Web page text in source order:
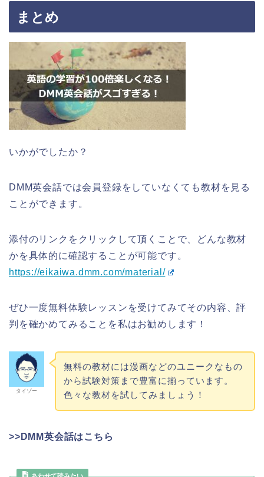
まとめ
いかがでしたか？
DMM英会話では会員登録をしていなくても教材を見る
ことができます。
添付のリンクをクリックして頂くことで、どんな教材
かを具体的に確認することが可能です。
https://eikaiwa.dmm.com/material/
ぜひ一度無料体験レッスンを受けてみてその内容、評
判を確かめてみることを私はお勧めします！
タイゾー
無料の教材には漫画などのユニークなもの
から試験対策まで豊富に揃っています。
色々な教材を試してみましょう！
>>DMM英会話はこちら